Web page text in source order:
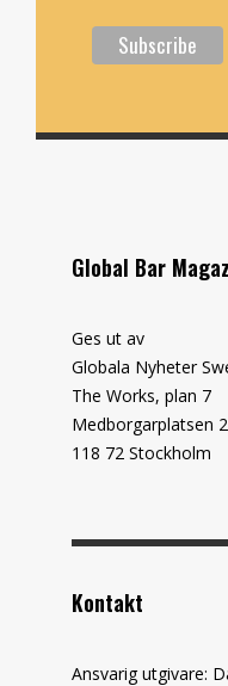
Global Bar
Ges ut av
Globala Nyheter
The Works, plan 7
Medborgarplatsen
118 72 Stockholm
Kontakt
Ansvarig utgivare: